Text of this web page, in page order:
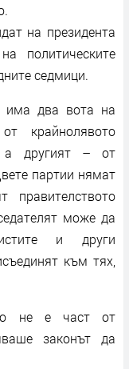
на президента
политическите
седмици.
има два вота на
крайнолявото
а другият – от
партии нямат
правителството
може да
и други
към тях,
не е част от
законът да